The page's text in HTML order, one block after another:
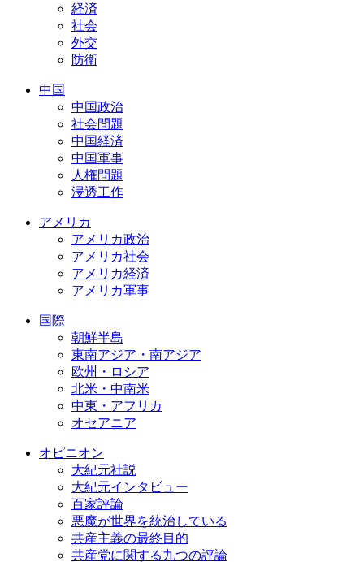
経済
社会
外交
防衛
中国
中国政治
社会問題
中国経済
中国軍事
人権問題
浸透工作
アメリカ
アメリカ政治
アメリカ社会
アメリカ経済
アメリカ軍事
国際
朝鮮半島
東南アジア・南アジア
欧州・ロシア
北米・中南米
中東・アフリカ
オセアニア
オピニオン
大紀元社説
大紀元インタビュー
百家評論
悪魔が世界を統治している
共産主義の最終目的
共産党に関する九つの評論